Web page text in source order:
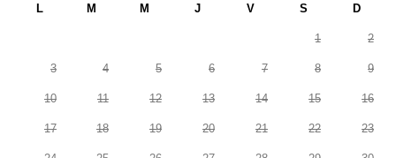
L M M J V S D
1 2
3 4 5 6 7 8 9
10 11 12 13 14 15 16
17 18 19 20 21 22 23